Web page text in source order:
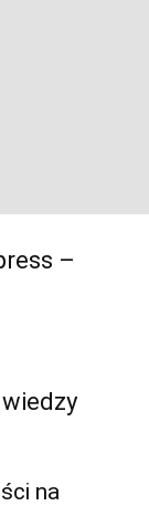
–
na